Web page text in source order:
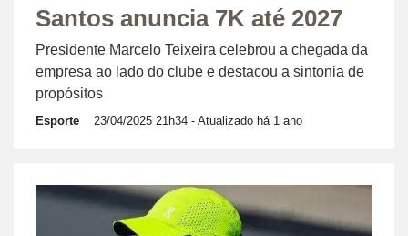
Santos anuncia 7K até 2027
Presidente Marcelo Teixeira celebrou a chegada da
empresa ao lado do clube e destacou a sintonia de
propósitos
Esporte 23/04/2025 21h34 - Atualizado há 1 ano